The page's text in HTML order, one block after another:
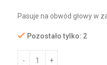
Pasuje na obwód głowy w
Pozostało tylko: 2